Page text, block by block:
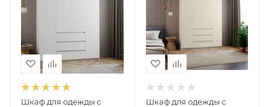
Шкаф для одежды с
Шкаф для одежды с